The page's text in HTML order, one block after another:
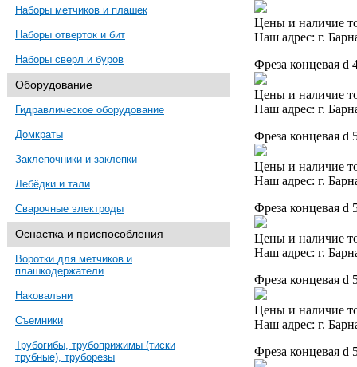
Наборы метчиков и плашек
Наборы отверток и бит
Наборы сверл и буров
Оборудование
Гидравлическое оборудование
Домкраты
Заклепочники и заклепки
Лебёдки и тали
Сварочные электроды
Оснастка и приспособления
Воротки для метчиков и
плашкодержатели
Наковальни
Съемники
Трубогибы, трубоприжимы (тиски
трубные), труборезы
Цены и наличие
Наш адрес: г.
Фреза концевая
Цены и наличие
Наш адрес: г.
Фреза концевая
Цены и наличие
Наш адрес: г.
Фреза концевая
Цены и наличие
Наш адрес: г.
Фреза концевая
Цены и наличие
Наш адрес: г.
Фреза концевая